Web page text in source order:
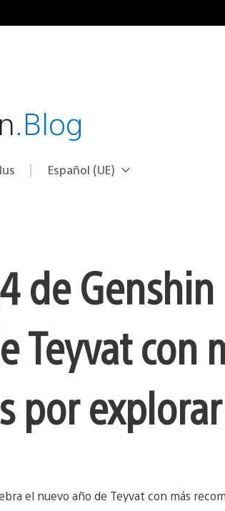
.Blog
Selecciona
Región
Español (UE)
de
Teyvat con
por explorar